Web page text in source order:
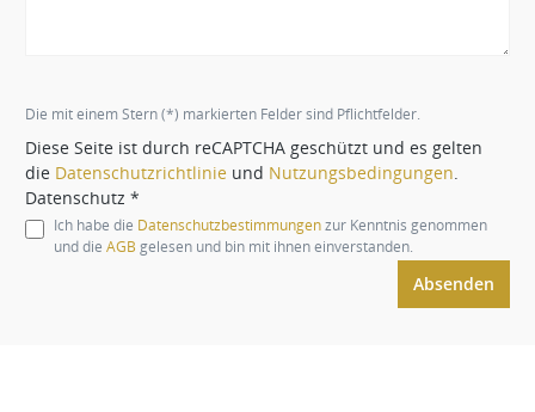
Die mit einem Stern (*) markierten Felder sind Pflichtfelder.
Diese Seite ist durch reCAPTCHA geschützt und es gelten
die Datenschutzrichtlinie und Nutzungsbedingungen
Datenschutz *
Ich habe die Datenschutzbestimmungenzur Kenntnis genommen
und die AGB gelesen und bin mit ihnen einverstanden.
Absenden